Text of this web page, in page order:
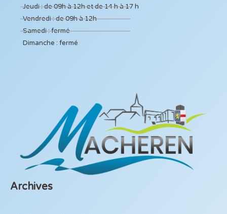
Jeudi : de 09h à 12h et de 14 h à 17 h
Vendredi : de 09h à 12h
Samedi : fermé
Dimanche : fermé
Archives